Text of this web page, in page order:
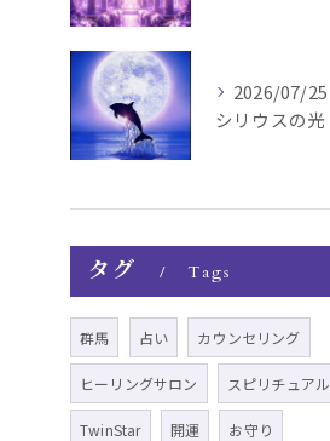
2026/07/25
タグ Tags
群馬 占い カウンセリング
ヒーリングサロン スピリチュアル
TwinStar 開運 お守り